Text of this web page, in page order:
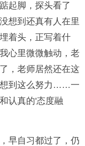
起脚，探头看了
想到还真有人在里
着头，正写着什
心里微微触动，老
，老师居然还在这
想到这么努力……一
认真的'态度融
自习都过了，仍